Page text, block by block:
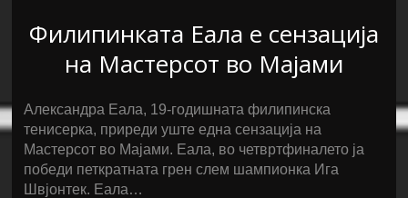
Филипинката Еала е сензација
на Мастерсот во Мајами
Александра Еала, 19-годишната филипинска
тенисерка, приреди уште една сензација на
Мастерсот во Мајами. Еала, во четвртфиналето ја
победи петкратната грен слем шампионка Ига
Швјонтек. Еала…